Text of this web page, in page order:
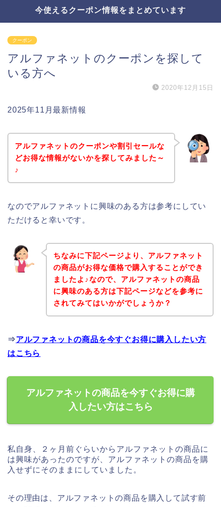
今使えるクーポン情報をまとめています
クーポン
アルファネットのクーポンを探して
いる方へ
2020年12月15日
2025年11月最新情報
アルファネットのクーポンや割引セールな
どお得な情報がないかを探してみました～
♪
なのでアルファネットに興味のある方は参考にしてい
ただけると幸いです。
ちなみに下記ページより、アルファネット
の商品がお得な価格で購入することができ
ましたよ♪なので、アルファネットの商品
に興味のある方は下記ページなどを参考に
されてみてはいかがでしょうか？
⇒アルファネットの商品を今すぐお得に購入したい方
はこちら
アルファネットの商品を今すぐお得に購
入したい方はこちら
私自身、２ヶ月前ぐらいからアルファネットの商品に
は興味があったのですが、アルファネットの商品を購
入せずにそのままにしていました。
その理由は、アルファネットの商品を購入して試す前